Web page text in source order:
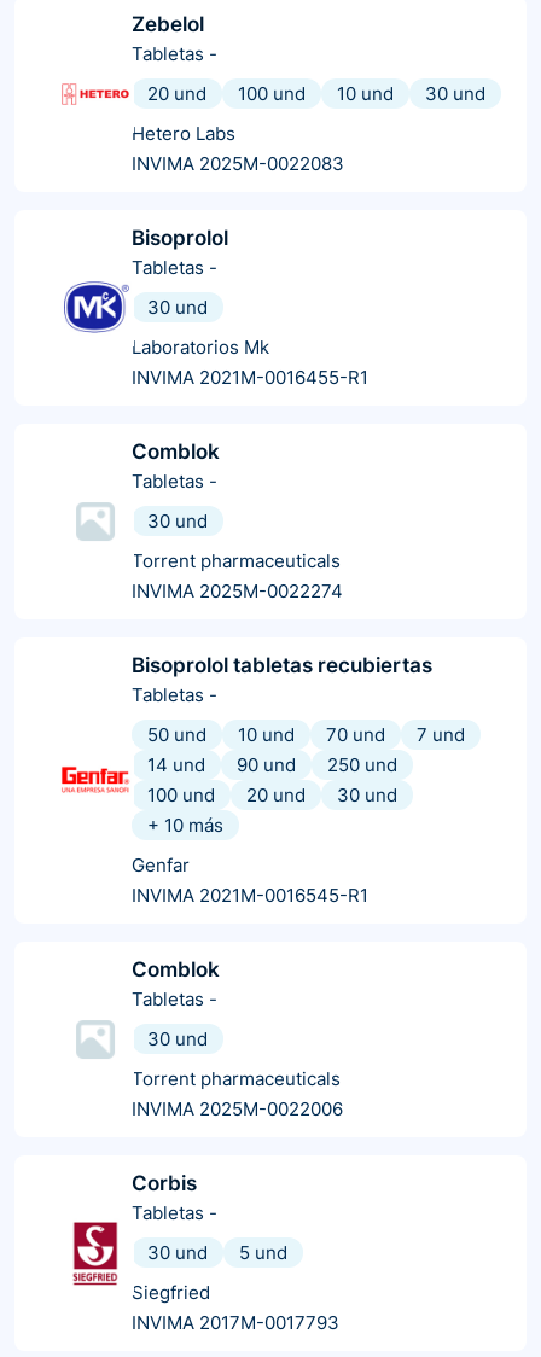
Zebelol
Tabletas -
20 und
100 und 10 und
30 und
Hetero Labs
INVIMA 2025M-0022083
Bisoprolol
Tabletas -
30 und
Laboratorios Mk
INVIMA 2021M-0016455-R1
Comblok
Tabletas -
30 und
Torrent pharmaceuticals
INVIMA 2025M-0022274
Bisoprolol tabletas recubiertas
Tabletas -
50 und
10 und 70 und
7 und
14 und
90 und
250 und
100 und
20 und
30 und
+ 10 más
Genfar
INVIMA 2021M-0016545-R1
Comblok
Tabletas -
30 und
Torrent pharmaceuticals
INVIMA 2025M-0022006
Corbis
Tabletas -
30 und
5 und
Siegfried
INVIMA 2017M-0017793